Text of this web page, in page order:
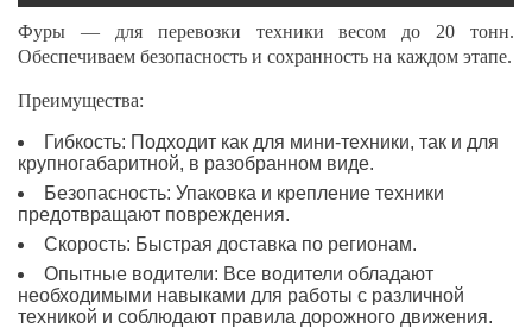
Фуры — для перевозки техники весом до 20 тонн.
Обеспечиваем безопасность и сохранность на каждом этапе.
Преимущества:
Гибкость: Подходит как для мини-техники, так и для
крупногабаритной, в разобранном виде.
Безопасность: Упаковка и крепление техники
предотвращают повреждения.
Скорость: Быстрая доставка по регионам.
Опытные водители: Все водители обладают
необходимыми навыками для работы с различной
техникой и соблюдают правила дорожного движения.